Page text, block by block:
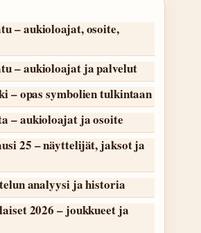
– aukioloajat, osoite,
– aukioloajat ja palvelut
– opas symbolien tulkintaan
– aukioloajat ja osoite
25 – näyttelijät, jaksot ja
analyysi ja historia
2026 – joukkueet ja